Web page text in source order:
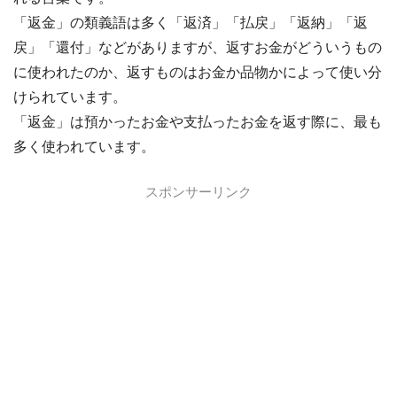
「返金」の類義語は多く「返済」「払戻」「返納」「返
戻」「還付」などがありますが、返すお金がどういうもの
に使われたのか、返すものはお金か品物かによって使い分
けられています。
「返金」は預かったお金や支払ったお金を返す際に、最も
多く使われています。
スポンサーリンク